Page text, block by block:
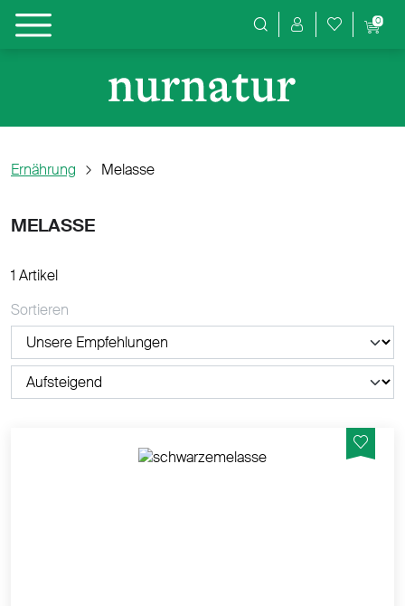
Produktsuche
0
Ernährung Melasse
MELASSE
1 Artikel
Sortieren